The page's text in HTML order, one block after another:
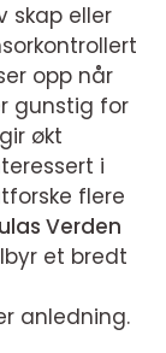
skap eller
opp når
gunstig for
økt
i
flere
Verden
et bredt
anledning.